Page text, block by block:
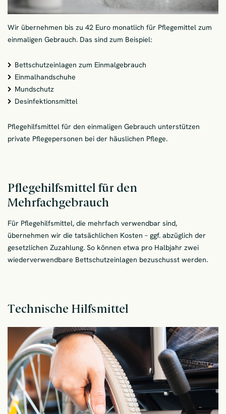
Wir übernehmen bis zu 42 Euro monatlich für Pflegemittel zum
einmaligen Gebrauch. Das sind zum Beispiel:
Bettschutzeinlagen zum Einmalgebrauch
Einmalhandschuhe
Mundschutz
Desinfektionsmittel
Pflegehilfsmittel für den einmaligen Gebrauch unterstützen
private Pflegepersonen bei der häuslichen Pflege.
Pflegehilfsmittel für den
Mehrfachgebrauch
Für Pflegehilfsmittel, die mehrfach verwendbar sind,
übernehmen wir die tatsächlichen Kosten – ggf. abzüglich der
gesetzlichen Zuzahlung. So können etwa pro Halbjahr zwei
wiederverwendbare Bettschutzeinlagen bezuschusst werden.
Technische Hilfsmittel